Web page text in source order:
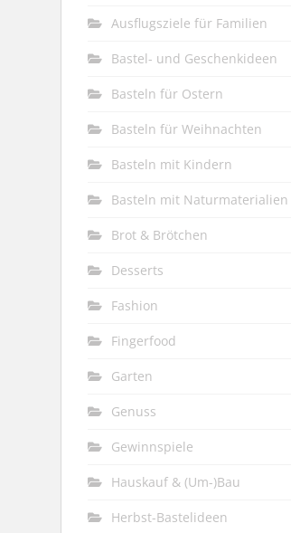
Ausflugsziele für Familien
Bastel- und Geschenkideen
Basteln für Ostern
Basteln für Weihnachten
Basteln mit Kindern
Basteln mit Naturmaterialien
Brot & Brötchen
Desserts
Fashion
Fingerfood
Garten
Genuss
Gewinnspiele
Hauskauf & (Um-)Bau
Herbst-Bastelideen